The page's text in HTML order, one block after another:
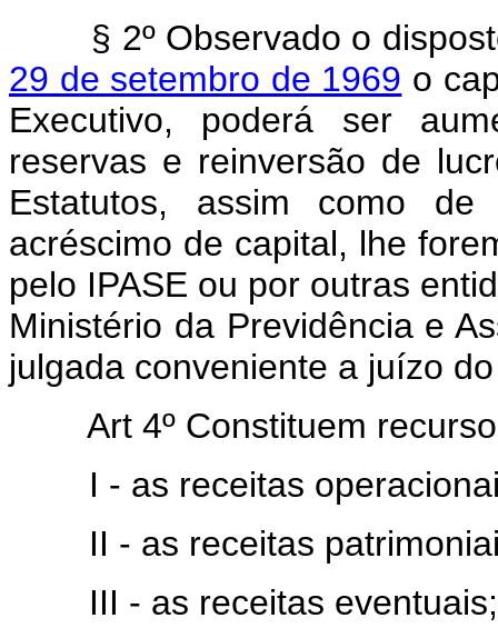
§ 2º Observado o
29 de setembro de 1969 o
Executivo, poderá ser
reservas e reinversão de
Estatutos, assim como
acréscimo de capital, lhe
pelo IPASE ou por outras
Ministério da Previdência e
julgada conveniente a juízo
Art 4º Constituem
I - as receitas
II - as receitas
III - as receitas eventuais;